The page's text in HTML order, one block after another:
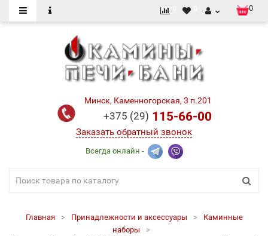
0
Минск, Каменногорская, 3 п.201
+375 (29) 115-66-00
Заказать обратный звонок
Всегда онлайн -
Главная Принадлежности и аксессуары
Каминные
наборы